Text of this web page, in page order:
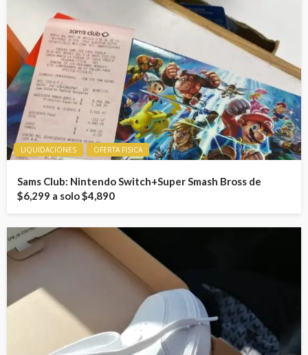
LIQUIDACIONES OFERTA FISICA
Sams Club: Nintendo Switch+Super Smash Bross de
$6,299 a solo $4,890